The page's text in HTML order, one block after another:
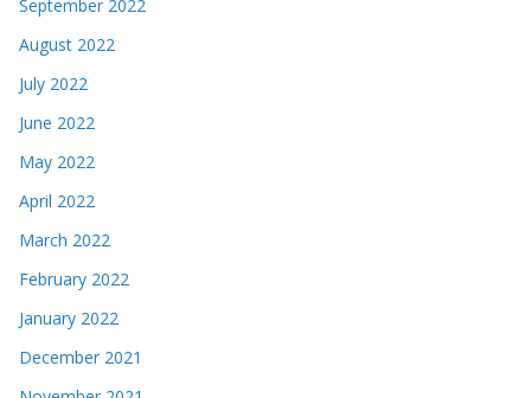
September 2022
August 2022
July 2022
June 2022
May 2022
April 2022
March 2022
February 2022
January 2022
December 2021